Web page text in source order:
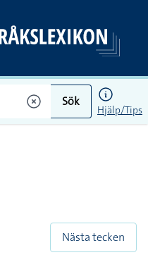
Sök
Hjälp/Tips
Nästa tecken